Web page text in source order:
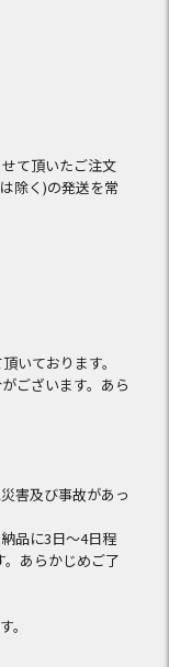
て頂いたご注文
除く)の発送を常
いております。
ございます。あら
害及び事故があっ
品に3日～4日程
あらかじめご了
。